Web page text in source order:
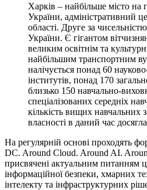
Харків – найбільше місто на
України, адміністративний
області. Друге за
України. Є гігантом
великим освітнім та
найбільшим транспортним
налічується понад 60
інститутів, понад 170
близько 150 навчально-
спеціалізованих середніх
кількість вищих навчальних
власності в даний час
На регулярній основі проходять
DC. Around Cloud. Around AI.
присвячені актуальним питанням
інформаційної безпеки, хмарних
інтелекту та інфраструктурних